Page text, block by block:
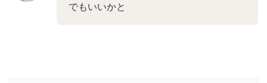
でもいいかと